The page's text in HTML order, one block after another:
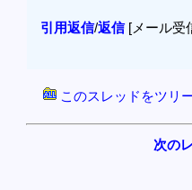
引用返信/返信[メール受
このスレッドをツリ
次の